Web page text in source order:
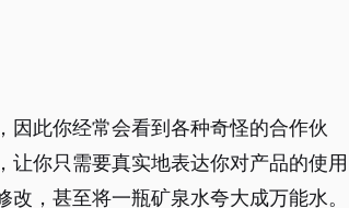
因此你经常会看到各种奇怪的合作伙
你只需要真实地表达你对产品的使用
，甚至将一瓶矿泉水夸大成万能水。